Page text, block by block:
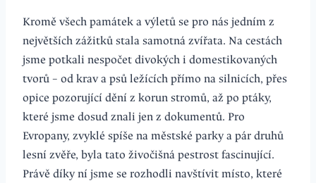
Kromě všech památek a výletů se pro nás jedním z
největších zážitků stala samotná zvířata. Na cestách
jsme potkali nespočet divokých i domestikovaných
tvorů – od krav a psů ležících přímo na silnicích, přes
opice pozorující dění z korun stromů, až po ptáky,
které jsme dosud znali jen z dokumentů. Pro
Evropany, zvyklé spíše na městské parky a pár druhů
lesní zvěře, byla tato živočišná pestrost fascinující.
Právě díky ní jsme se rozhodli navštívit místo, které